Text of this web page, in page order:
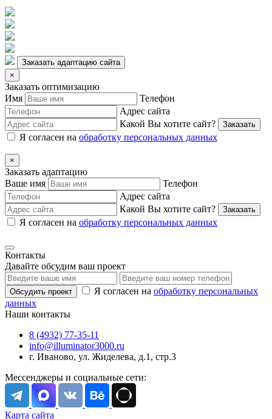
Заказать адаптацию сайта
×
Заказать оптимизацию
Имя
Телефон
Адрес сайта
Какой Вы хотите сайт?
Заказать
Я согласен на обработку персональных данных
×
Заказать адаптацию
Ваше имя
Телефон
Адрес сайта
Какой Вы хотите сайт?
Заказать
Я согласен на обработку персональных данных
Контакты
Давайте обсудим ваш проект
Обсудить проект Я согласен на обработку персональных
данных
Наши контакты
8 (4932) 77-35-11
info@illuminator3000.ru
г. Иваново, ул. Жиделева, д.1, стр.3
Мессенджеры и социальные сети:
Карта сайта